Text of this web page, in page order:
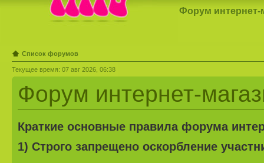
Форум интернет-
Список форумов
Текущее время: 07 авг 2026, 06:38
Форум интернет-
Краткие основные правила форума
1) Строго запрещено оскорбление